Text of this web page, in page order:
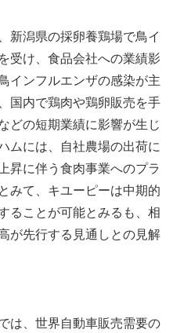
新潟県の採卵養鶏場で鳥イ
受け、食品会社への業績影
インフルエンザの感染が主
国内で鶏肉や鶏卵販売を手
どの短期業績に影響が生じ
ムには、自社農場の出荷に
昇に伴う食肉事業へのプラ
みて、キユーピーは中期的
ることが可能とみるも、相
が先行する見通しとの見解
は、世界自動車販売需要の